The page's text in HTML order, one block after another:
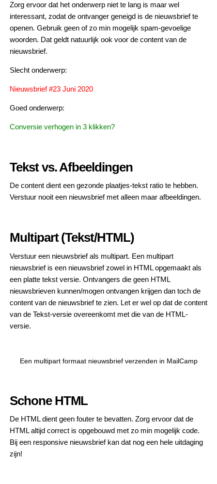
Zorg ervoor dat het onderwerp niet te lang is maar wel
interessant, zodat de ontvanger geneigd is de nieuwsbrief te
openen. Gebruik geen of zo min mogelijk spam-gevoelige
woorden. Dat geldt natuurlijk ook voor de content van de
nieuwsbrief.
Slecht onderwerp:
Nieuwsbrief #23 Juni 2020
Goed onderwerp:
Conversie verhogen in 3 klikken?
Tekst vs. Afbeeldingen
De content dient een gezonde plaatjes-tekst ratio te hebben.
Verstuur nooit een nieuwsbrief met alleen maar afbeeldingen.
Multipart (Tekst/HTML)
Verstuur een nieuwsbrief als multipart. Een multipart
nieuwsbrief is een nieuwsbrief zowel in HTML opgemaakt als
een platte tekst versie. Ontvangers die geen HTML
nieuwsbrieven kunnen/mogen ontvangen krijgen dan toch de
content van de nieuwsbrief te zien. Let er wel op dat de content
van de Tekst-versie overeenkomt met die van de HTML-
versie.
Een multipart formaat nieuwsbrief verzenden in MailCamp
Schone HTML
De HTML dient geen fouter te bevatten. Zorg ervoor dat de
HTML altijd correct is opgebouwd met zo min mogelijk code.
Bij een responsive nieuwsbrief kan dat nog een hele uitdaging
zijn!